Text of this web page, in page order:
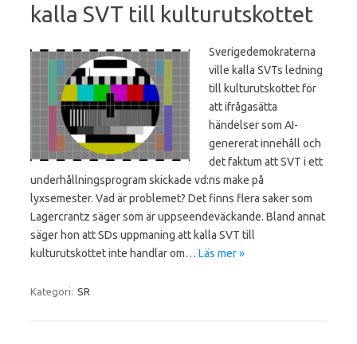
kalla SVT till kulturutskottet
Sverigedemokraterna
ville kalla SVTs ledning
till kulturutskottet för
att ifrågasätta
händelser som AI-
genererat innehåll och
det faktum att SVT i ett
underhållningsprogram skickade vd:ns make på
lyxsemester. Vad är problemet? Det finns flera saker som
Lagercrantz säger som är uppseendeväckande. Bland annat
säger hon att SDs uppmaning att kalla SVT till
kulturutskottet inte handlar om… Läs mer »
Kategori: SR